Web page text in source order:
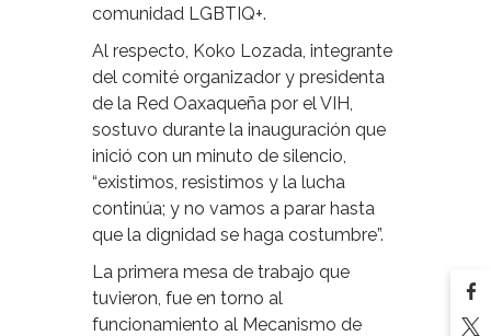
comunidad LGBTIQ+.
Al respecto, Koko Lozada, integrante
del comité organizador y presidenta
de la Red Oaxaqueña por el VIH,
sostuvo durante la inauguración que
inició con un minuto de silencio,
“existimos, resistimos y la lucha
continúa; y no vamos a parar hasta
que la dignidad se haga costumbre”.
La primera mesa de trabajo que
tuvieron, fue en torno al
funcionamiento al Mecanismo de